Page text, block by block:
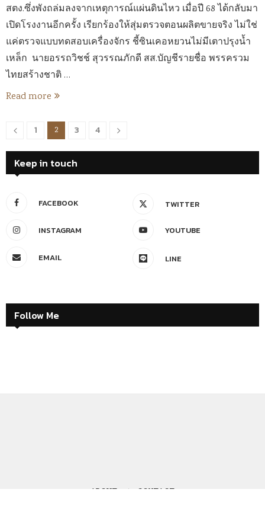
สตง.ซึ่งพังถล่มลงจากเหตุการณ์แผ่นดินไหว เมื่อปี 68 ได้กลับมา
เปิดโรงงานอีกครั้ง เรียกร้องให้สุ่มตรวจตอนผลิตขายจริง ไม่ใช่
แค่ตรวจแบบทดสอบเครื่องจักร ชี้ซินเคอหยวนไม่มีเตาปรุงน้ำ
เหล็ก นายอรรถวิชช์ สุวรรณภักดี สส.บัญชีรายชื่อ พรรครวม
ไทยสร้างชาติ …
Read more
1 2 3 4
Keep in touch
FACEBOOK TWITTER
INSTAGRAM YOUTUBE
EMAIL LINE
Follow Me
ABOUT CONTACT